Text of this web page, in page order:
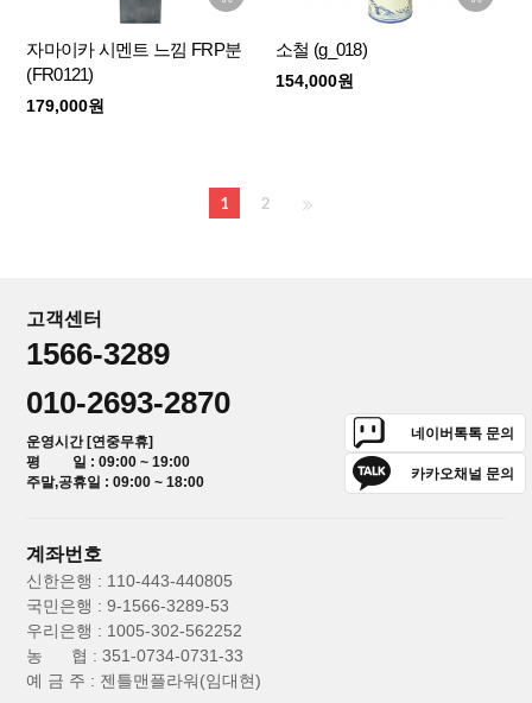
자마이카 시멘트 느낌 FRP분
(FR0121)
179,000원
소철 (g_018)
154,000원
1 2
고객센터
1566-3289
010-2693-2870
운영시간 [연중무휴]
평 일 : 09:00 ~ 19:00
주말,공휴일 : 09:00 ~ 18:00
네이버톡톡 문의
카카오채널 문의
계좌번호
신한은행 : 110-443-440805
국민은행 : 9-1566-3289-53
우리은행 : 1005-302-562252
농 협 : 351-0734-0731-33
예 금 주 : 젠틀맨플라워(임대현)